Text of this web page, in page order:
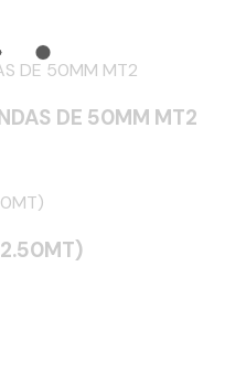
DE 50MM MT2